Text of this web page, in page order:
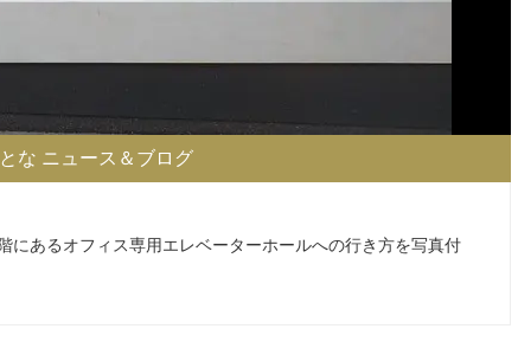
な ニュース＆ブログ
にあるオフィス専用エレベーターホールへの行き方を写真付